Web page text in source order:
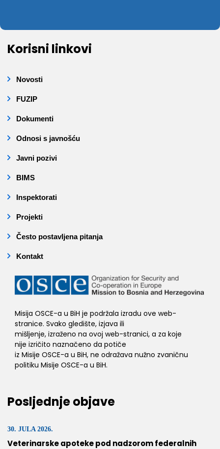
Korisni linkovi
Novosti
FUZIP
Dokumenti
Odnosi s javnošću
Javni pozivi
BIMS
Inspektorati
Projekti
Često postavljena pitanja
Kontakt
Misija OSCE-a u BiH je podržala izradu ove web-
stranice. Svako gledište, izjava ili
mišljenje, izraženo na ovoj web-stranici, a za koje
nije izričito naznačeno da potiče
iz Misije OSCE-a u BiH, ne odražava nužno zvaničnu
politiku Misije OSCE-a u BiH.
Posljednje objave
30. JULA 2026.
Veterinarske apoteke pod nadzorom federalnih